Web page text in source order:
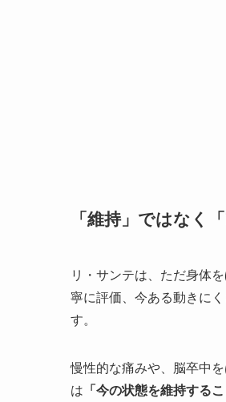
「維持」ではなく
リ・サンテは、ただ身体
寧に評価、今ある動きに
す。
慢性的な痛みや、脳卒中
は 「今の状態を維持するこ